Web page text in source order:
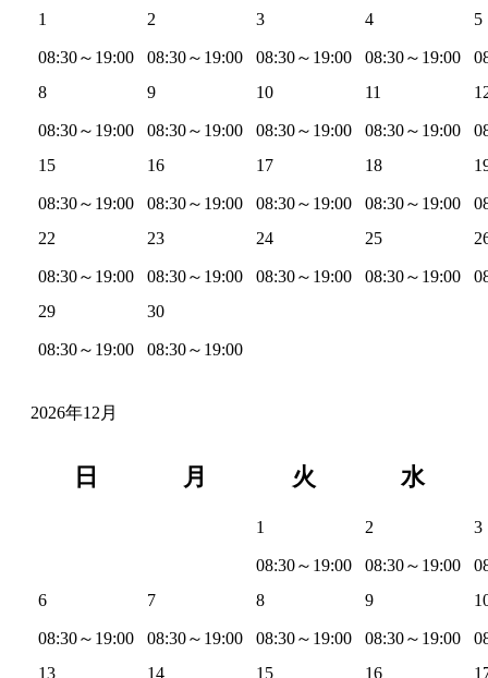
1
08:30～19:00
2
08:30～19:00
3
08:30～19:00
4
08:30～19:00
5
8
08:30～19:00
9
08:30～19:00
10
08:30～19:00
11
08:30～19:00
15
08:30～19:00
16
08:30～19:00
17
08:30～19:00
18
08:30～19:00
22
08:30～19:00
23
08:30～19:00
24
08:30～19:00
25
08:30～19:00
29
08:30～19:00
30
08:30～19:00
2026年12月
日 月 火 水
1
08:30～19:00
2
08:30～19:00
3
6
08:30～19:00
7
08:30～19:00
8
08:30～19:00
9
08:30～19:00
13
14 15 16